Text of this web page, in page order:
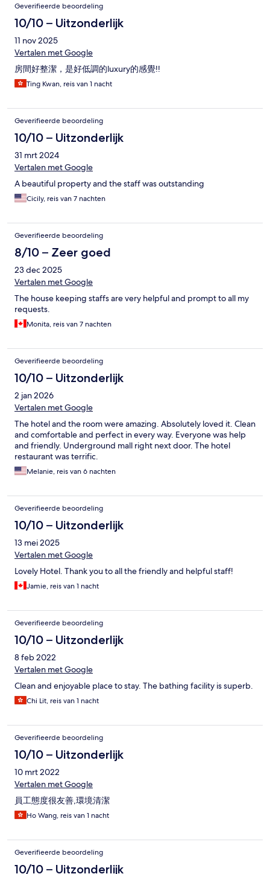
Geverifieerde beoordeling
10/10 – Uitzonderlijk
11 nov 2025
Vertalen met Google
房間好整潔，是好低調的luxury的感覺!!
Ting Kwan, reis van 1 nacht
Geverifieerde beoordeling
10/10 – Uitzonderlijk
31 mrt 2024
Vertalen met Google
A beautiful property and the staff was outstanding
Cicily, reis van 7 nachten
Geverifieerde beoordeling
8/10 – Zeer goed
23 dec 2025
Vertalen met Google
The house keeping staffs are very helpful and prompt to all my
requests.
Monita, reis van 7 nachten
Geverifieerde beoordeling
10/10 – Uitzonderlijk
2 jan 2026
Vertalen met Google
The hotel and the room were amazing. Absolutely loved it. Clean
and comfortable and perfect in every way. Everyone was help
and friendly. Underground mall right next door. The hotel
restaurant was terrific.
Melanie, reis van 6 nachten
Geverifieerde beoordeling
10/10 – Uitzonderlijk
13 mei 2025
Vertalen met Google
Lovely Hotel. Thank you to all the friendly and helpful staff!
Jamie, reis van 1 nacht
Geverifieerde beoordeling
10/10 – Uitzonderlijk
8 feb 2022
Vertalen met Google
Clean and enjoyable place to stay. The bathing facility is superb.
Chi Lit, reis van 1 nacht
Geverifieerde beoordeling
10/10 – Uitzonderlijk
10 mrt 2022
Vertalen met Google
員工態度很友善,環境清潔
Ho Wang, reis van 1 nacht
Geverifieerde beoordeling
10/10 – Uitzonderlijk